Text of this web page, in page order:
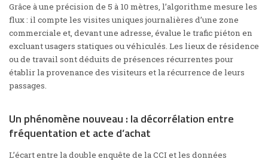
Grâce à une précision de 5 à 10 mètres, l’algorithme mesure les
flux : il compte les visites uniques journalières d’une zone
commerciale et, devant une adresse, évalue le trafic piéton en
excluant usagers statiques ou véhiculés. Les lieux de résidence
ou de travail sont déduits de présences récurrentes pour
établir la provenance des visiteurs et la récurrence de leurs
passages.
Un phénomène nouveau : la décorrélation entre
fréquentation et acte d’achat
L’écart entre la double enquête de la CCI et les données